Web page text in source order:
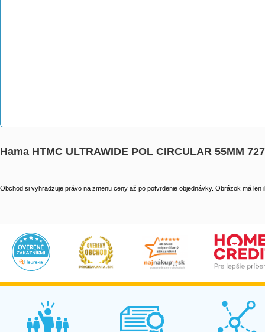
Hama HTMC ULTRAWIDE POL CIRCULAR 55MM
Obchod si vyhradzuje právo na zmenu ceny až po potvrdenie objednávky. Obrázok má len